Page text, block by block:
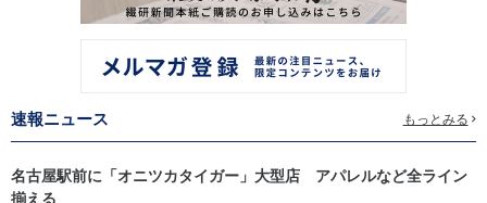
速報ニュース もっとみる
名古屋駅前に「オニツカタイガー」大型店 アパレルなど全ライン
揃える